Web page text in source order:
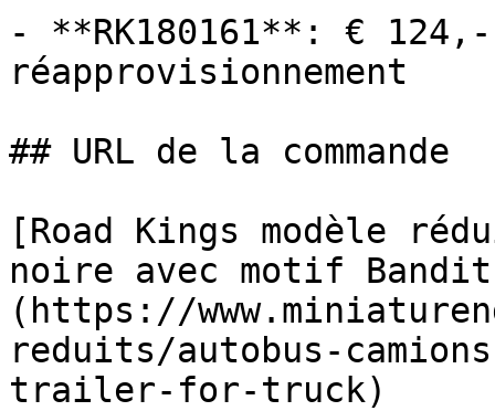
- **RK180161**: €
réapprovisionnement
## URL de la commande
[Road Kings modèle
noire avec motif
(https://
reduits/autobus-
trailer-for-truck)